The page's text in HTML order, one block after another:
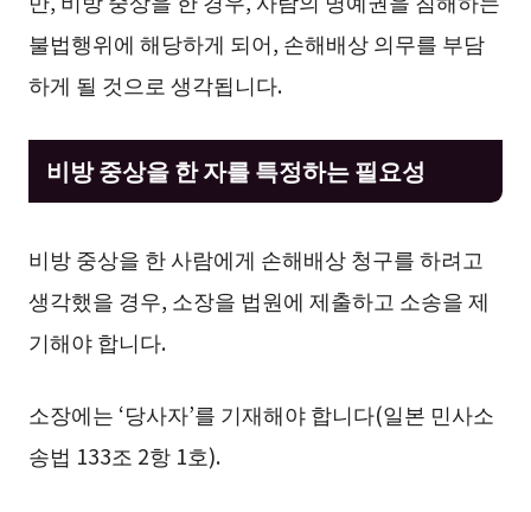
불법행위에 해당하게 되어, 손해배상 의무를 부담
하게 될 것으로 생각됩니다.
비방 중상을 한 자를 특정하는 필요성
비방 중상을 한 사람에게 손해배상 청구를 하려고
생각했을 경우, 소장을 법원에 제출하고 소송을 제
기해야 합니다.
소장에는 ‘당사자’를 기재해야 합니다(일본 민사소
송법 133조 2항 1호).